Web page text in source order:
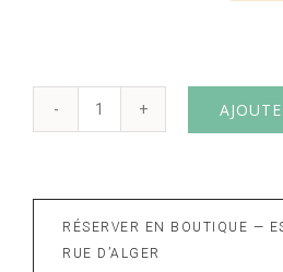
Leandre
Grandma
RÉSERVER EN BOUTIQUE —
RUE D’ALGER